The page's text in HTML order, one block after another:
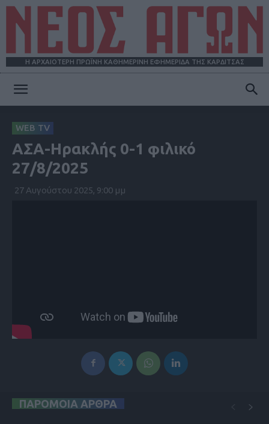
Η ΑΡΧΑΙΟΤΕΡΗ ΠΡΩΪΝΗ ΚΑΘΗΜΕΡΙΝΗ ΕΦΗΜΕΡΙΔΑ ΤΗΣ ΚΑΡΔΙΤΣΑΣ
ΑΓΩΝ
WEB TV
ΑΣΑ-Ηρακλής 0-1 φιλικό
27/8/2025
27 Αυγούστου 2025, 9:00 μμ
ΠΑΡΟΜΟΙΑ ΑΡΘΡΑ